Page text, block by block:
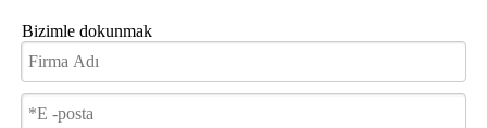
Bizimle dokunmak